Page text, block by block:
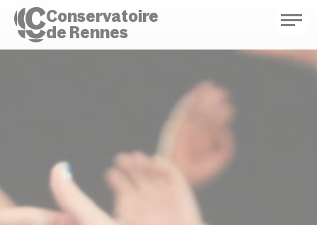
Conservatoire
de Rennes
Saison culturelle
Actions d'éducation